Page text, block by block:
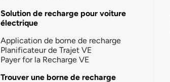
Solution de recharge pour voiture
électrique
Application de borne de recharge
Planificateur de Trajet VE
Payer for la Recharge VE
Trouver une borne de recharge